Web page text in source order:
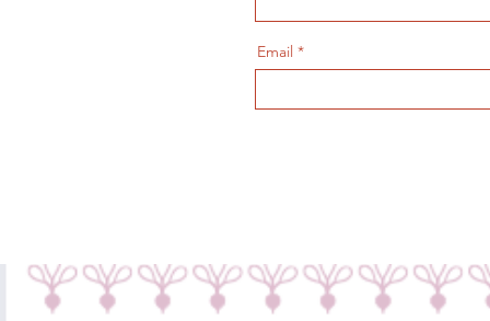
Email